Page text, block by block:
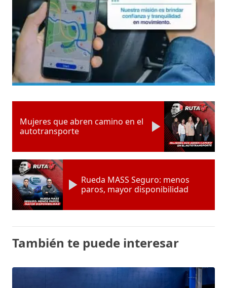
Mujeres que abren camino en el
autotransporte
Rueda MASS Seguro: menos
paros, mayor disponibilidad
También te puede interesar